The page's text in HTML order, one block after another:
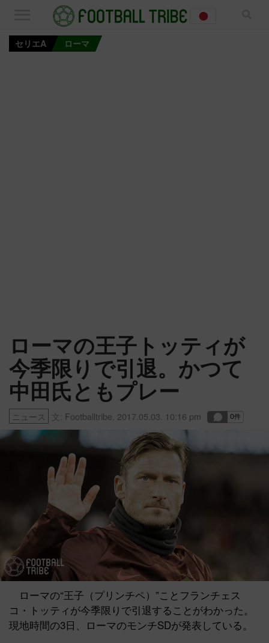
セリエA ローマ
ローマの王子トッティが
今季限りで引退。かつて
中田氏ともプレー
ニュース 文: Footballtribe 2017.05.03. 10:16 pm
ローマの“王子（プリンチペ）”ことフランチェス
コ・トッティが今季限りで引退することがわかった。
現地時間の3日、ローマのモンチSDが発表している。